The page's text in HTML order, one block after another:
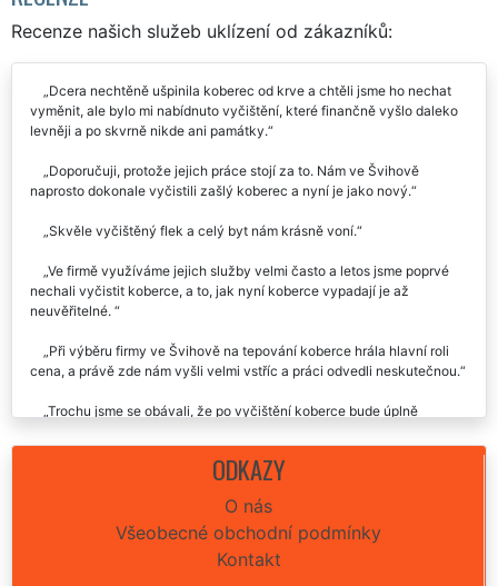
RECENZE
Recenze našich služeb uklízení od zákazníků:
Dcera nechtěně ušpinila koberec od krve a chtěli jsme ho nechat
vyměnit, ale bylo mi nabídnuto vyčištění, které finančně vyšlo daleko
Doporučuji, protože jejich práce stojí za to. Nám ve Švihově
Ve firmě využíváme jejich služby velmi často a letos jsme poprvé
nechali vyčistit koberce, a to, jak nyní koberce vypadají je až
Při výběru firmy ve Švihově na tepování koberce hrála hlavní roli
nacucaný vodou, ale opak je pravdou. Koberec téměř suchý a během
Moc děkujeme za vyčištění. Koberec bychom jinak vyhodili.
ODKAZY
O nás
Všeobecné obchodní podmínky